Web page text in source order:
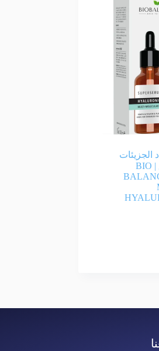
الجزيئات
بتركيز 1% من بيوبالانس | BIO